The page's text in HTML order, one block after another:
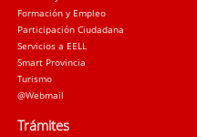
Formación y Empleo
Participación Ciudadana
Servicios a EELL
Smart Provincia
Turismo
@Webmail
Trámites